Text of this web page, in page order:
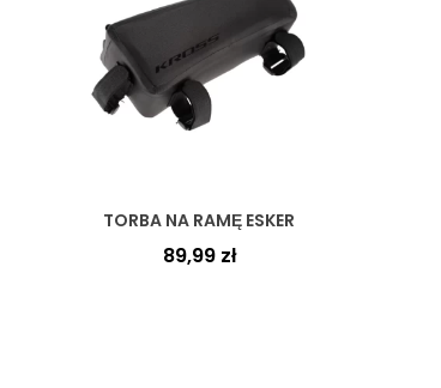
TORBA NA RAMĘ ESKER
89,99 zł